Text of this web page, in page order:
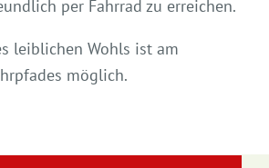
per Fahrrad zu erreichen.
leiblichen Wohls ist am
möglich.